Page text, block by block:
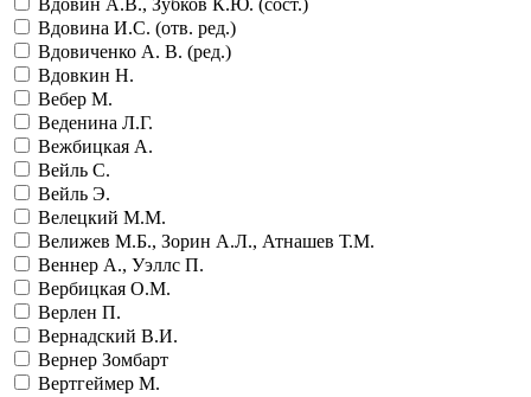
Вдовина И.С. (отв. ред.)
Вдовиченко А. В. (ред.)
Вдовкин Н.
Вебер М.
Веденина Л.Г.
Вежбицкая А.
Вейль С.
Вейль Э.
Велецкий М.М.
Велижев М.Б., Зорин А.Л., Атнашев Т.М.
Веннер А., Уэллс П.
Вербицкая О.М.
Верлен П.
Вернадский В.И.
Вернер Зомбарт
Вертгеймер М.